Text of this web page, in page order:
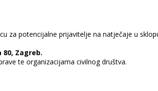
za potencijalne prijavitelje na natječaje u
80, Zagreb.
te organizacijama civilnog društva.